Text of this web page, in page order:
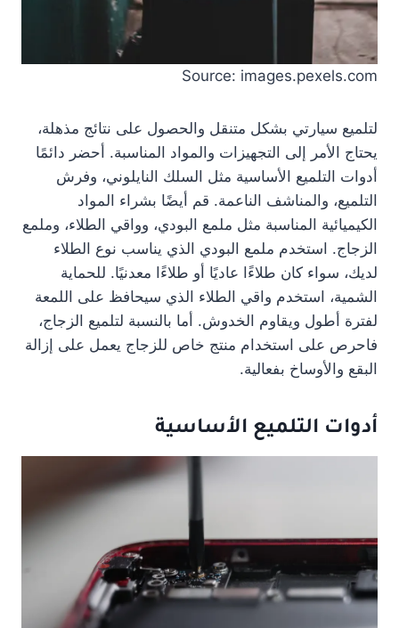
Source: images.pexels.com
لتلميع سيارتي بشكل متنقل والحصول على نتائج مذهلة،
يحتاج الأمر إلى التجهيزات والمواد المناسبة. أحضر دائمًا
أدوات التلميع الأساسية مثل السلك النايلوني، وفرش
التلميع، والمناشف الناعمة. قم أيضًا بشراء المواد
الكيميائية المناسبة مثل ملمع البودي، وواقي الطلاء، وملمع
الزجاج. استخدم ملمع البودي الذي يناسب نوع الطلاء
لديك، سواء كان طلاءًا عاديًا أو طلاءًا معدنيًا. للحماية
الشمية، استخدم واقي الطلاء الذي سيحافظ على اللمعة
لفترة أطول ويقاوم الخدوش. أما بالنسبة لتلميع الزجاج،
فاحرص على استخدام منتج خاص للزجاج يعمل على إزالة
البقع والأوساخ بفعالية.
أدوات التلميع الأساسية